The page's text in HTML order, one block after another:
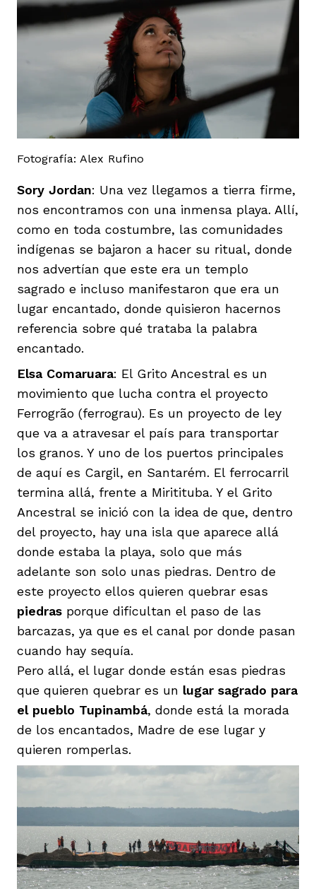
Fotografía: Alex Rufino
Sory Jordan: Una vez llegamos a tierra firme,
nos encontramos con una inmensa playa. Allí,
como en toda costumbre, las comunidades
indígenas se bajaron a hacer su ritual, donde
nos advertían que este era un templo
sagrado e incluso manifestaron que era un
lugar encantado, donde quisieron hacernos
referencia sobre qué trataba la palabra
encantado.
Elsa Comaruara: El Grito Ancestral es un
movimiento que lucha contra el proyecto
Ferrogrão (ferrograu). Es un proyecto de ley
que va a atravesar el país para transportar
los granos. Y uno de los puertos principales
de aquí es Cargil, en Santarém. El ferrocarril
termina allá, frente a Miritituba. Y el Grito
Ancestral se inició con la idea de que, dentro
del proyecto, hay una isla que aparece allá
donde estaba la playa, solo que más
adelante son solo unas piedras. Dentro de
este proyecto ellos quieren quebrar esas
piedras porque dificultan el paso de las
barcazas, ya que es el canal por donde pasan
cuando hay sequía.
Pero allá, el lugar donde están esas piedras
que quieren quebrar es un lugar sagrado para
el pueblo Tupinambá, donde está la morada
de los encantados, Madre de ese lugar y
quieren romperlas.